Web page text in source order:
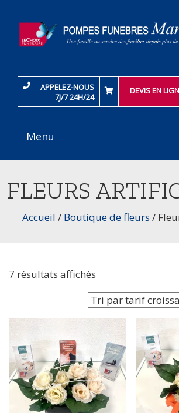
APPELEZ-NOUS
7J/7 24H/24
DEVIS EN
Menu
FLEURS
Accueil / Boutique de fleurs /
7 résultats affichés
par
prix
croissant